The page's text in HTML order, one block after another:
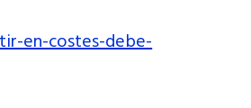
en-costes-debe-